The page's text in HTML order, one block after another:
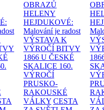
OBRAZŮ
HELENY
HEJDUKOVÉ:
Malování je radost
VÝSTAVA K
VÝROČÍ BITVY
1866 U ČESKÉ
SKALICE 160.
VÝROČÍ
PRUSKO-
RAKOUSKÉ
VÁLKY CESTA